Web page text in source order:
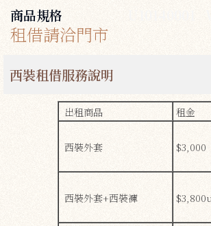
商品規格
租借請洽門市
西裝租借服務說明
出租商品 租金
西裝外套 $3,000
西裝外套+西裝褲